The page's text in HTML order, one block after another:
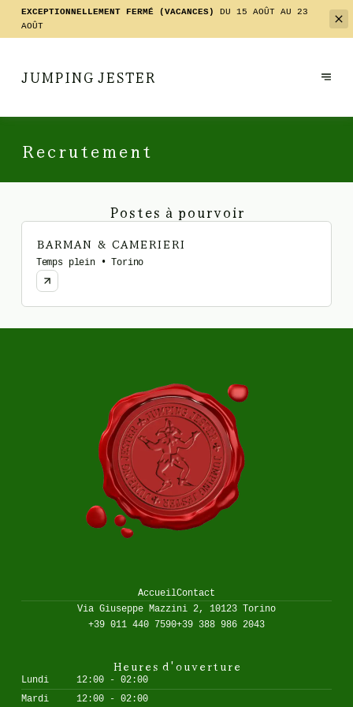
EXCEPTIONNELLEMENT FERMÉ (VACANCES)
DU 15 AOÛT AU 23
AOÛT
JUMPING JESTER
Recrutement
Postes à pourvoir
BARMAN & CAMERIERI
Temps plein • Torino
AccueilContact
Via Giuseppe Mazzini 2, 10123 Torino
+39 011 440 7590+39 388 986 2043
Heures d'ouverture
Lundi
12:00 - 02:00
Mardi
12:00 - 02:00